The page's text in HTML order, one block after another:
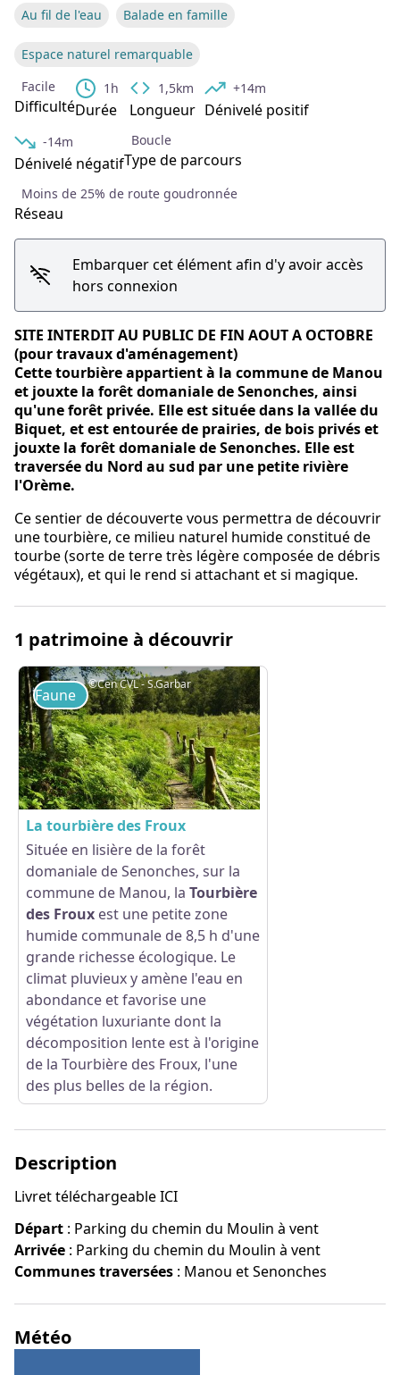
Au fil de l'eau Balade en famille
Espace naturel remarquable
Facile
Difficulté
1h
Durée
1,5km
Longueur
+14m
Dénivelé positif
-14m
Dénivelé négatif
Boucle
Type de parcours
Moins de 25% de route goudronnée
Réseau
Embarquer cet élément afin d'y avoir accès
hors connexion
SITE INTERDIT AU PUBLIC DE FIN AOUT A OCTOBRE
(pour travaux d'aménagement)
Cette tourbière appartient à la commune de Manou
et jouxte la forêt domaniale de Senonches, ainsi
qu'une forêt privée. Elle est située dans la vallée du
Biquet, et est entourée de prairies, de bois privés et
jouxte la forêt domaniale de Senonches. Elle est
traversée du Nord au sud par une petite rivière
l'Orème.
Ce sentier de découverte vous permettra de découvrir
une tourbière, ce milieu naturel humide constitué de
tourbe (sorte de terre très légère composée de débris
végétaux), et qui le rend si attachant et si magique.
1 patrimoine à découvrir
©Cen CVL - S.Garbar
Voir l'image en plein écran
Faune
La tourbière des Froux
Située en lisière de la forêt
domaniale de Senonches, sur la
commune de Manou, la Tourbière
des Froux est une petite zone
humide communale de 8,5 h d'une
grande richesse écologique. Le
climat pluvieux y amène l'eau en
abondance et favorise une
végétation luxuriante dont la
décomposition lente est à l'origine
de la Tourbière des Froux, l'une
des plus belles de la région.
Description
Livret téléchargeableICI
Départ : Parking du chemin du Moulin à vent
Arrivée : Parking du chemin du Moulin à vent
Communes traversées : Manou et Senonches
Météo